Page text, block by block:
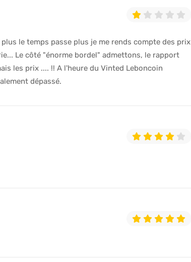
le temps passe plus je me rends compte des prix
Le côté "énorme bordel" admettons, le rapport
les prix .... !! A l'heure du Vinted Leboncoin
dépassé.